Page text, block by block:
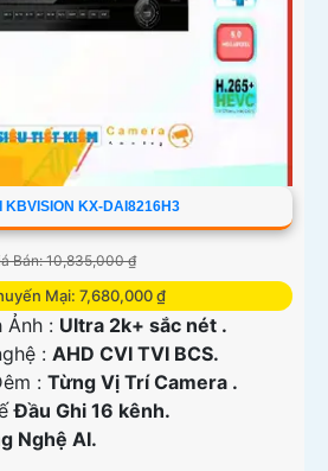
KBVISION KX-DAI8216H3
Bán: 10,835,000 ₫
Mại: 7,680,000 ₫
Ảnh : Ultra 2k+ sắc nét .
: AHD CVI TVI BCS.
: Từng Vị Trí Camera .
Đầu Ghi 16 kênh.
Nghệ AI.